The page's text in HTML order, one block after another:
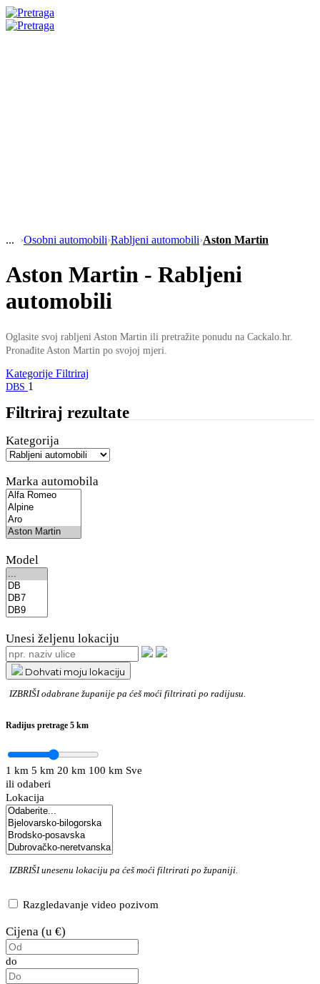
›Osobni automobili›Rabljeni automobili›Aston Martin
Aston Martin - Rabljeni
automobili
Oglasite svoj rabljeni Aston Martin ili pretražite ponudu na Cackalo.hr.
Pronađite Aston Martin po svojoj mjeri.
Kategorije Filtriraj
DBS 1
Filtriraj rezultate
Kategorija
Marka automobila
Model
Unesi željenu lokaciju
Dohvati moju lokaciju
IZBRIŠIodabrane županije pa ćeš moći filtrirati po radijusu.
Radijus pretrage 5 km
1 km 5 km 20 km 100 km Sve
ili odaberi
Lokacija
IZBRIŠIunesenu lokaciju pa ćeš moći filtrirati po županiji.
Razgledavanje video pozivom
Cijena (u €)
do